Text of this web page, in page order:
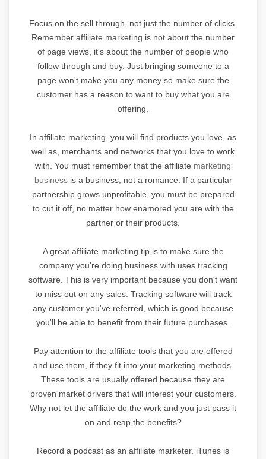
Focus on the sell through, not just the number of clicks.
Remember affiliate marketing is not about the number
of page views, it's about the number of people who
follow through and buy. Just bringing someone to a
page won't make you any money so make sure the
customer has a reason to want to buy what you are
offering.
In affiliate marketing, you will find products you love, as
well as, merchants and networks that you love to work
with. You must remember that the affiliate marketing
businessis a business, not a romance. If a particular
partnership grows unprofitable, you must be prepared
to cut it off, no matter how enamored you are with the
partner or their products.
A great affiliate marketing tip is to make sure the
company you're doing business with uses tracking
software. This is very important because you don't want
to miss out on any sales. Tracking software will track
any customer you've referred, which is good because
you'll be able to benefit from their future purchases.
Pay attention to the affiliate tools that you are offered
and use them, if they fit into your marketing methods.
These tools are usually offered because they are
proven market drivers that will interest your customers.
Why not let the affiliate do the work and you just pass it
on and reap the benefits?
Record a podcast as an affiliate marketer. iTunes is